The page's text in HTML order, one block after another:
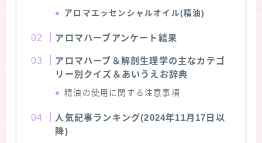
アロマエッセンシャルオイル(精油)
アロマハーブアンケート結果
アロマハーブ＆解剖生理学の主なカテゴ
リー別クイズ＆あいうえお辞典
精油の使用に関する注意事項
人気記事ランキング(2024年11月17日以
降)